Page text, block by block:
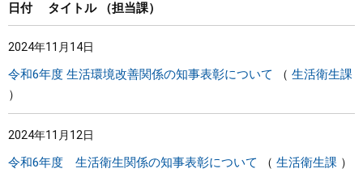
しごと・産業・観光
日付 タイトル 担当課
2024年11月14日
令和6年度 生活環境改善関係の知事表彰について 生活衛生課
2024年11月12日
令和6年度 生活衛生関係の知事表彰について 生活衛生課